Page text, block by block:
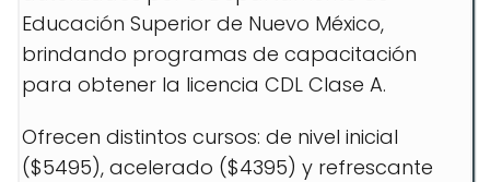
Educación Superior de Nuevo México,
brindando programas de capacitación
para obtener la licencia CDL Clase A.
Ofrecen distintos cursos: de nivel inicial
($5495), acelerado ($4395) y refrescante